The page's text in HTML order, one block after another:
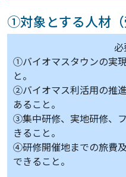
①対象とする人材（
①バイオマスタウンの実
と。
②バイオマス利活用の推
あること。
③集中研修、実地研修、
きること。
④研修開催地までの旅費
できること。